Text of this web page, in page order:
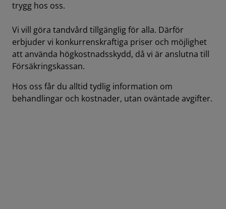
trygg hos oss.
Vi vill göra tandvård tillgänglig för alla. Därför
erbjuder vi konkurrenskraftiga priser och möjlighet
att använda högkostnadsskydd, då vi är anslutna till
Försäkringskassan.
Hos oss får du alltid tydlig information om
behandlingar och kostnader, utan oväntade avgifter.